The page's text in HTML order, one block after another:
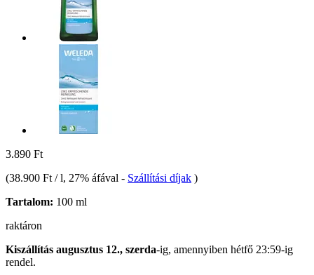
3.890 Ft
(38.900 Ft / l, 27% áfával - Szállítási díjak )
Tartalom: 100 ml
raktáron
Kiszállítás augusztus 12., szerda-ig, amennyiben hétfő 23:59-ig
rendel.